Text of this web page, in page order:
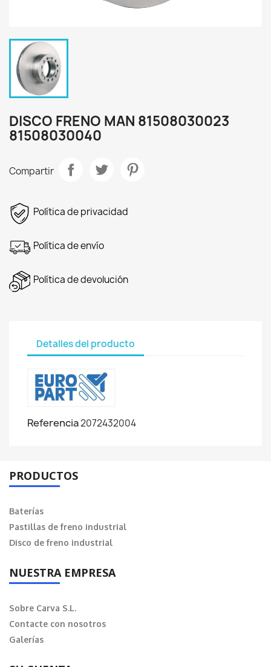
DISCO FRENO MAN 81508030023
81508030040
Compartir
Política de privacidad
Política de envío
Política de devolución
Detalles del producto
Referencia2072432004
PRODUCTOS
Baterías
Pastillas de freno industrial
Disco de freno industrial
NUESTRA EMPRESA
Sobre Carva S.L.
Contacte con nosotros
Galerías